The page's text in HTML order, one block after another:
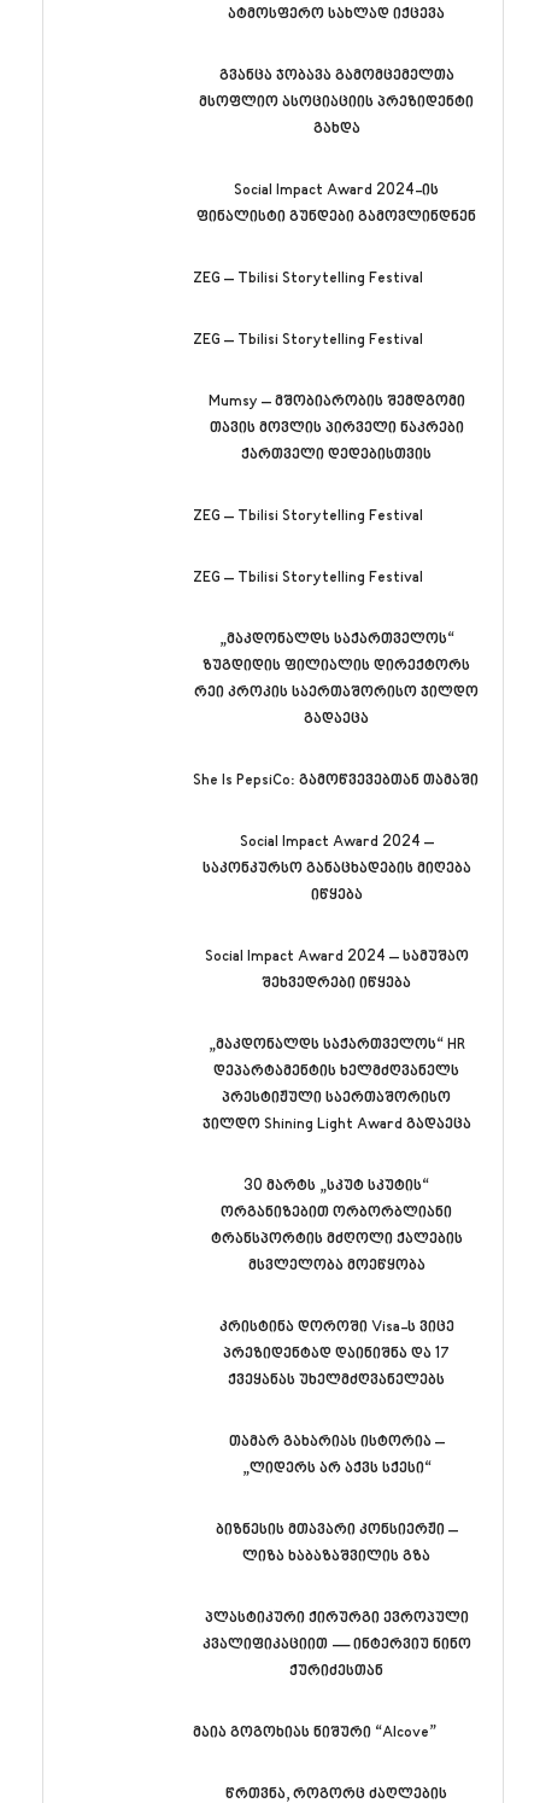
ატმოსფერო სახლად იქცევა
გვანცა ჯობავა გამომცემელთა
მსოფლიო ასოციაციის პრეზიდენტი
გახდა
Social Impact Award 2024-ის
ფინალისტი გუნდები გამოვლინდნენ
ZEG – Tbilisi Storytelling Festival
ZEG – Tbilisi Storytelling Festival
Mumsy – მშობიარობის შემდგომი
თავის მოვლის პირველი ნაკრები
ქართველი დედებისთვის
ZEG – Tbilisi Storytelling Festival
ZEG – Tbilisi Storytelling Festival
„მაკდონალდს საქართველოს“
ზუგდიდის ფილიალის დირექტორს
რეი კროკის საერთაშორისო ჯილდო
გადაეცა
She Is PepsiCo: გამოწვევებთან თამაში
Social Impact Award 2024 –
საკონკურსო განაცხადების მიღება
იწყება
Social Impact Award 2024 – სამუშაო
შეხვედრები იწყება
„მაკდონალდს საქართველოს“ HR
დეპარტამენტის ხელმძღვანელს
პრესტიჟული საერთაშორისო
ჯილდო Shining Light Award გადაეცა
30 მარტს „სკუტ სკუტის“
ორგანიზებით ორბორბლიანი
ტრანსპორტის მძღოლი ქალების
მსვლელობა მოეწყობა
კრისტინა დოროში Visa-ს ვიცე
პრეზიდენტად დაინიშნა და 17
ქვეყანას უხელმძღვანელებს
თამარ გახარიას ისტორია –
„ლიდერს არ აქვს სქესი“
ბიზნესის მთავარი კონსიერჟი –
ლიზა ხაბაზაშვილის გზა
პლასტიკური ქირურგი ევროპული
კვალიფიკაციით — ინტერვიუ ნინო
ქურიძესთან
მაია გოგოხიას ნიშური “Alcove”
წრთვნა, როგორც ძაღლების